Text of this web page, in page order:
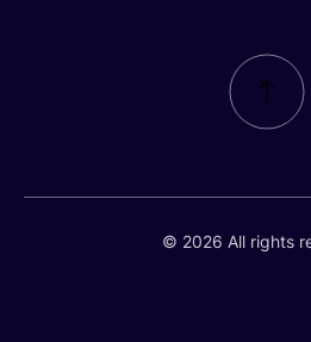
© 2026 All rights